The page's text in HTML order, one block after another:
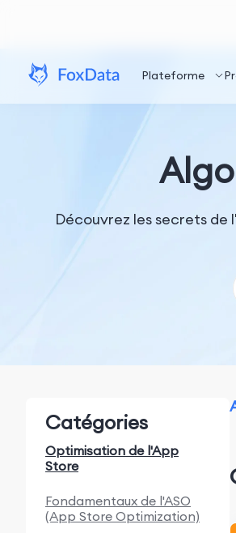
Plateforme
Découvrez les secrets
Catégories
Optimisation de l'App
Store
Fondamentaux de l'ASO
(App Store Optimization)